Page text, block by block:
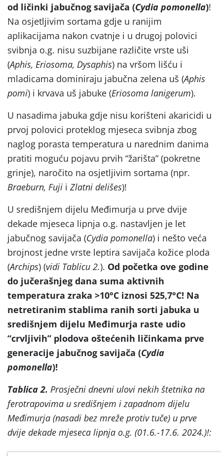
od ličinki jabučnog savijača (Cydia pomonella)!
Na osjetljivim sortama gdje u ranijim
aplikacijama nakon cvatnje i u drugoj polovici
svibnja o.g. nisu suzbijane različite vrste uši
(Aphis, Eriosoma, Dysaphis) na vršom lišću i
mladicama dominiraju jabučna zelena uš (Aphis
pomi) i krvava uš jabuke (Eriosoma lanigerum).
U nasadima jabuka gdje nisu korišteni akaricidi u
prvoj polovici proteklog mjeseca svibnja zbog
naglog porasta temperatura u narednim danima
pratiti moguću pojavu prvih “žarišta” (pokretne
grinje), naročito na osjetljivim sortama (npr.
Braeburn, Fuji i Zlatni delišes)!
U središnjem dijelu Međimurja u prve dvije
dekade mjeseca lipnja o.g. nastavljen je let
jabučnog savijača (Cydia pomonella) i nešto veća
brojnost jedne vrste leptira savijača kožice ploda
(Archips) (vidi Tablicu 2.). Od početka ove godine
do jučerašnjeg dana suma aktivnih
temperatura zraka >10°C iznosi 525,7°C! Na
netretiranim stablima ranih sorti jabuka u
središnjem dijelu Međimurja raste udio
“crvljivih” plodova oštećenih ličinkama prve
generacije jabučnog savijača (Cydia
pomonella)!
Tablica 2. Prosječni dnevni ulovi nekih štetnika na
ferotrapovima u središnjem i zapadnom dijelu
Međimurja (nasadi bez mreže protiv tuče) u prve
dvije dekade mjeseca lipnja o.g. (01.6.-17.6. 2024.)!: